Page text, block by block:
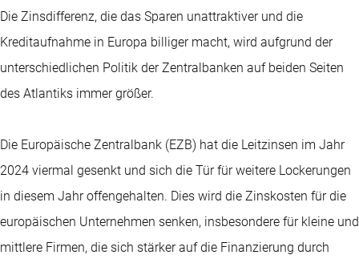
Die Zinsdifferenz, die das Sparen unattraktiver und die
Kreditaufnahme in Europa billiger macht, wird aufgrund der
unterschiedlichen Politik der Zentralbanken auf beiden Seiten
des Atlantiks immer größer.
Die Europäische Zentralbank (EZB) hat die Leitzinsen im Jahr
2024 viermal gesenkt und sich die Tür für weitere Lockerungen
in diesem Jahr offengehalten. Dies wird die Zinskosten für die
europäischen Unternehmen senken, insbesondere für kleine und
mittlere Firmen, die sich stärker auf die Finanzierung durch